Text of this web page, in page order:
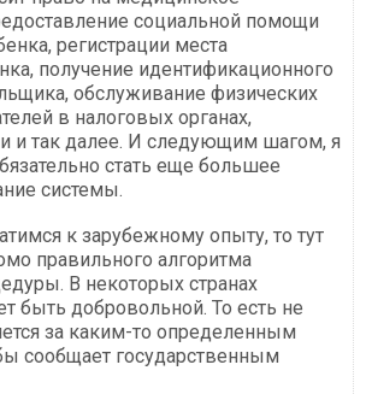
социальной помощи
регистрации места
получение идентификационного
обслуживание физических
в налоговых органах,
и так далее. И следующим шагом, я
стать еще большее
системы.
к зарубежному опыту, то тут
правильного алгоритма
В некоторых странах
быть добровольной. То есть не
за каким-то определенным
сообщает государственным